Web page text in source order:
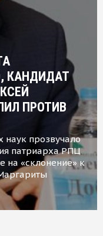
КАНДИДАТ
ПРОТИВ
наук прозвучало
патриарха РПЦ
на «склонение» к